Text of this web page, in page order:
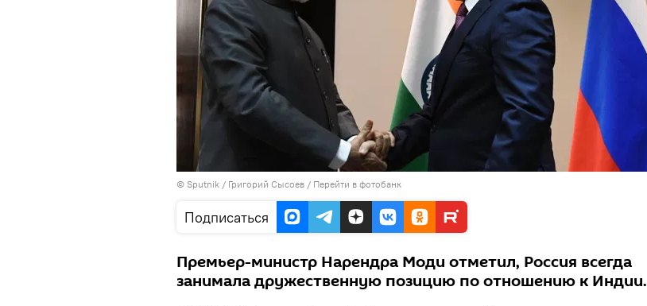
© Sputnik / Григорий Сысоев / Перейти в фотобанк
Подписаться
Премьер-министр Нарендра Моди отметил, Россия всегда
занимала дружественную позицию по отношению к Индии.